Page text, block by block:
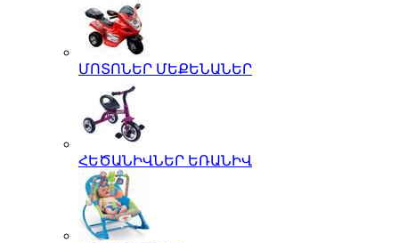
ՄՈՏՈՆԵՐ ՄԵՔԵՆԱՆԵՐ
ՀԵԾԱՆԻՎՆԵՐ ԵՌԱՆԻՎ